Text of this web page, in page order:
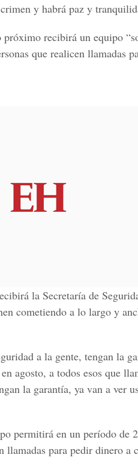
y habrá paz y
recibirá un equipo
que realicen llamadas
la Secretaría de
cometiendo a lo largo y
a la gente, tengan la
agosto, a todos esos que
la garantía, ya van a ver
permitirá en un período de
llamadas para pedir dinero a